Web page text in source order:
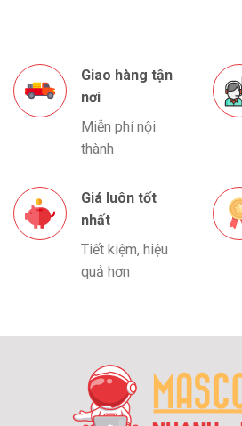
Giao hàng tận
nơi
Miễn phí nội
thành
Giá luôn tốt
nhất
Tiết kiệm, hiệu
quả hơn